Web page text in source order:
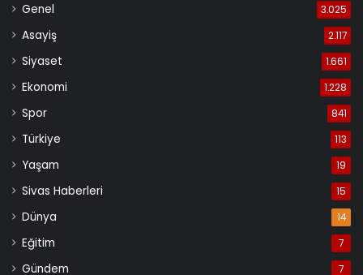
Genel 3.025
Asayiş 2.117
Siyaset 1.661
Ekonomi 1.228
Spor 841
Türkiye 113
Yaşam 19
Sivas Haberleri 15
Dünya 14
Eğitim 7
Gündem 7